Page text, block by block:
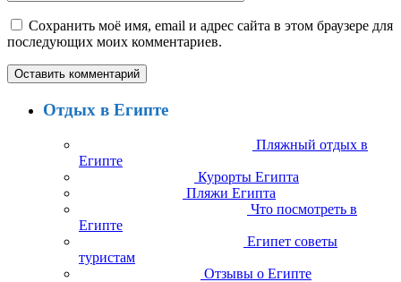
Сохранить моё имя, email и адрес сайта в этом браузере для
последующих моих комментариев.
Отдых в Египте
Пляжный отдых в
Египте
Курорты Египта
Пляжи Египта
Что посмотреть в
Египте
Египет советы
туристам
Отзывы о Египте